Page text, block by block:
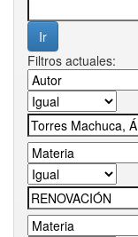
Filtros actuales: